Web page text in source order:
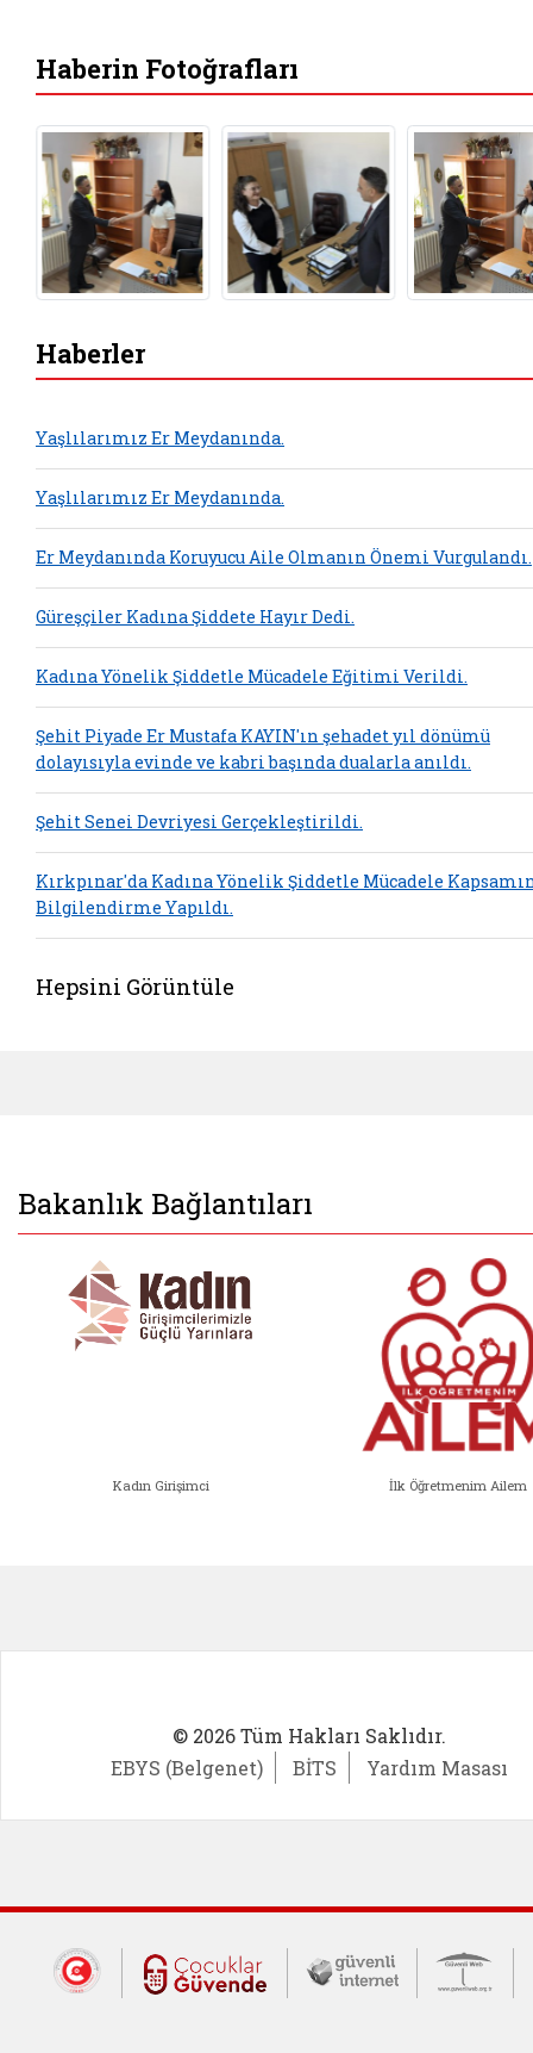
Haberin Fotoğrafları
Haberler
Yaşlılarımız Er Meydanında.
Yaşlılarımız Er Meydanında.
Er Meydanında Koruyucu Aile Olmanın Önemi Vurgulandı.
Güreşçiler Kadına Şiddete Hayır Dedi.
Kadına Yönelik Şiddetle Mücadele Eğitimi Verildi.
Şehit Piyade Er Mustafa KAYIN'ın şehadet yıl dönümü
dolayısıyla evinde ve kabri başında dualarla anıldı.
Şehit Senei Devriyesi Gerçekleştirildi.
Kırkpınar'da Kadına Yönelik Şiddetle Mücadele
Bilgilendirme Yapıldı.
Hepsini Görüntüle
Bakanlık Bağlantıları
Kadın Girişimci İlk Öğretmenim Ailem
© 2026 Tüm Hakları Saklıdır.
EBYS (Belgenet)
BİTS Yardım Masası
Dış Bağlantılar
Cumhurbaşkanlığı İletişim Merkezi
Çocuklar Güvende (yeni
Güvenli